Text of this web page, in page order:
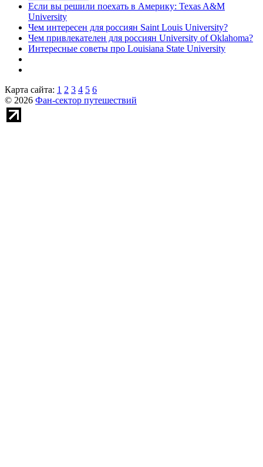
Если вы решили поехать в Америку: Texas A&M
University
Чем интересен для россиян Saint Louis University?
Чем привлекателен для россиян University of Oklahoma?
Интересные советы про Louisiana State University
Карта сайта: 1 2 3 4 5 6
© 2026 Фан-сектор путешествий